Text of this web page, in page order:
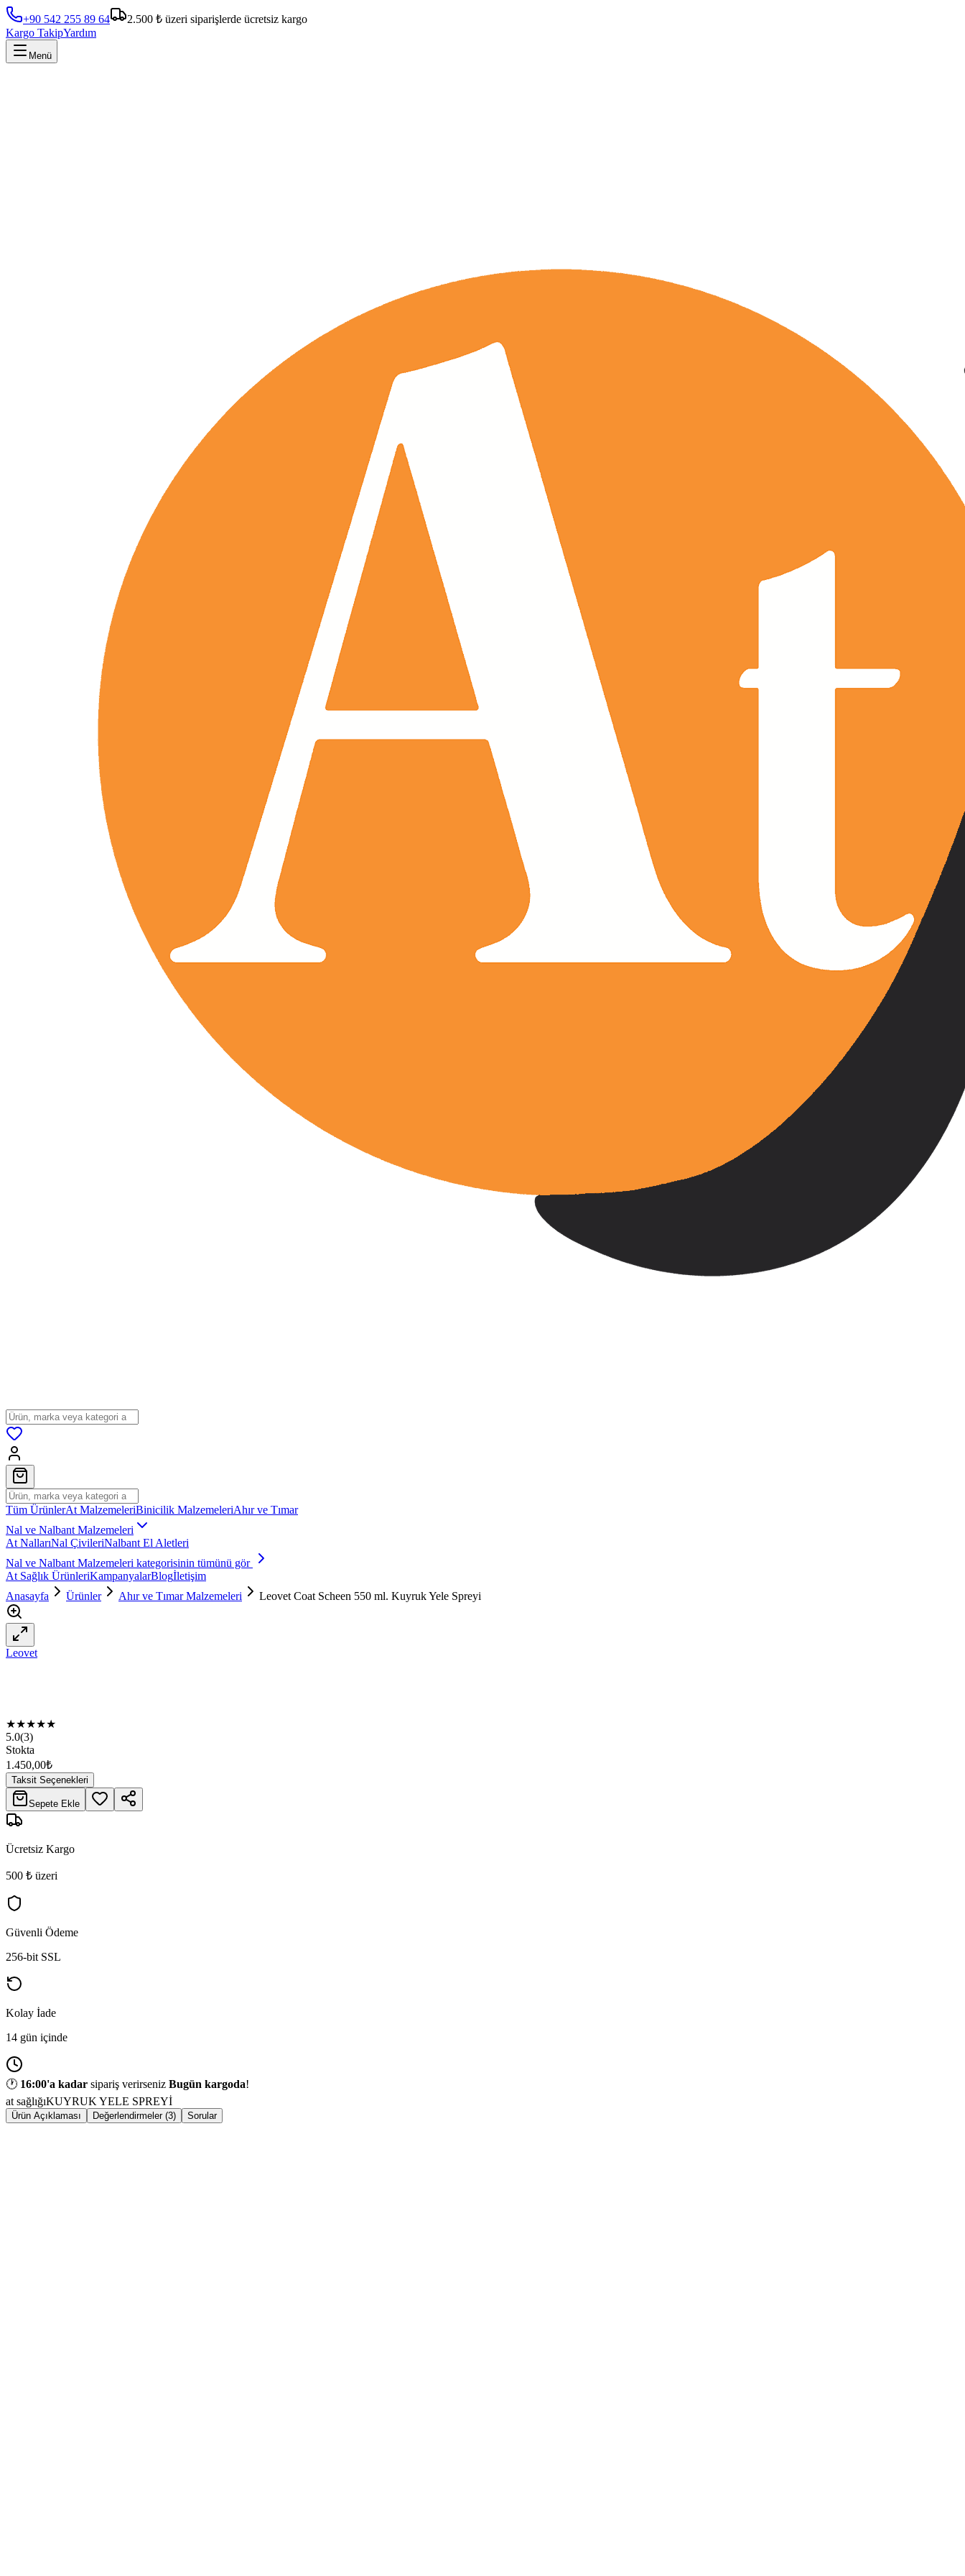
+90 542 255 89 64
2.500 ₺ üzeri siparişlerde ücretsiz kargo
Kargo TakipYardım
Menü
Tüm ÜrünlerAt MalzemeleriBinicilik MalzemeleriAhır ve Tımar
Nal ve Nalbant Malzemeleri
At NallarıNal ÇivileriNalbant El Aletleri
Nal ve Nalbant Malzemeleri kategorisinin tümünü gör
At Sağlık ÜrünleriKampanyalarBlogİletişim
Anasayfa
Ürünler Ahır ve Tımar Malzemeleri Leovet Coat Scheen 550 ml. Kuyruk Yele Spreyi
Leovet
★★★★★
5.0(3)
Stokta
1.450,00₺
Taksit Seçenekleri
Sepete Ekle
Ücretsiz Kargo
500 ₺ üzeri
Güvenli Ödeme
256-bit SSL
Kolay İade
14 gün içinde
🕐 16:00'a kadar sipariş verirseniz Bugün kargoda!
at sağlığıKUYRUK YELE SPREYİ
Ürün Açıklaması Değerlendirmeler (3) Sorular